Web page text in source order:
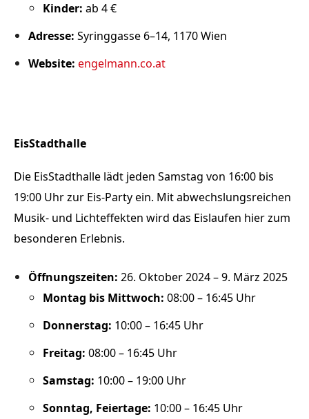
Kinder: ab 4 €
Adresse: Syringgasse 6–14, 1170 Wien
Website: engelmann.co.at
EisStadthalle
Die EisStadthalle lädt jeden Samstag von 16:00 bis
19:00 Uhr zur Eis-Party ein. Mit abwechslungsreichen
Musik- und Lichteffekten wird das Eislaufen hier zum
besonderen Erlebnis.
Öffnungszeiten: 26. Oktober 2024 – 9. März 2025
Montag bis Mittwoch: 08:00 – 16:45 Uhr
Donnerstag: 10:00 – 16:45 Uhr
Freitag: 08:00 – 16:45 Uhr
Samstag: 10:00 – 19:00 Uhr
Sonntag, Feiertage: 10:00 – 16:45 Uhr